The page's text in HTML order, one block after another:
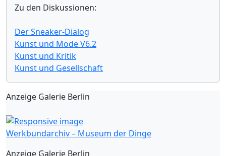
Zu den Diskussionen:
Der Sneaker-Dialog
Kunst und Mode V6.2
Kunst und Kritik
Kunst und Gesellschaft
Anzeige Galerie Berlin
Werkbundarchiv – Museum der Dinge
Anzeige Galerie Berlin